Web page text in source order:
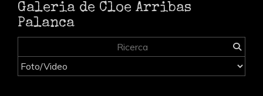
Galeria de Cloe Arribas
Palanca